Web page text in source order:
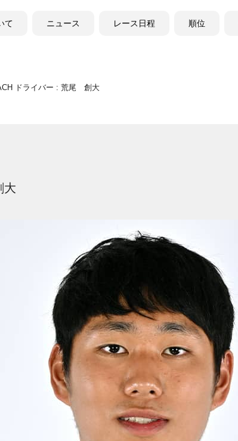
て ニュース レース日程 順位
ドライバー : 荒尾 創大
大